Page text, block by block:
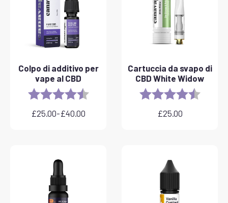
Colpo di additivo per
vape al CBD
Rating: 4.8 out of 5 stars
£25.00-£40.00
Fascia
£25.00
£40.00
Cartuccia da svapo di
CBD White Widow
Rating: 4.6 out
£25.00